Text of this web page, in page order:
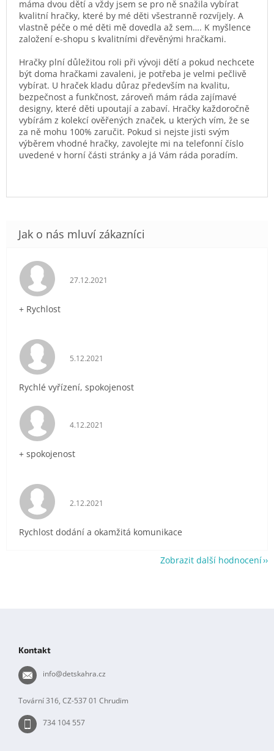
máma dvou dětí a vždy jsem se pro ně snažila vybírat
kvalitní hračky, které by mé děti všestranně rozvíjely. A
vlastně péče o mé děti mě dovedla až sem…. K myšlence
založení e-shopu s kvalitními dřevěnými hračkami.
Hračky plní důležitou roli při vývoji dětí a pokud nechcete
být doma hračkami zavaleni, je potřeba je velmi pečlivě
vybírat. U hraček kladu důraz především na kvalitu,
bezpečnost a funkčnost, zároveň mám ráda zajímavé
designy, které děti upoutají a zabaví. Hračky každoročně
vybírám z kolekcí ověřených značek, u kterých vím, že se
za ně mohu 100% zaručit. Pokud si nejste jisti svým
výběrem vhodné hračky, zavolejte mi na telefonní číslo
uvedené v horní části stránky a já Vám ráda poradím.
Hodnocení obchodu je 5 z 5 hvězdiček.
27.12.2021
+ Rychlost
Hodnocení obchodu je 5 z 5 hvězdiček.
5.12.2021
Rychlé vyřízení, spokojenost
Hodnocení obchodu je 5 z 5 hvězdiček.
4.12.2021
+ spokojenost
Hodnocení obchodu je 5 z 5 hvězdiček.
2.12.2021
Rychlost dodání a okamžitá komunikace
Zobrazit další hodnocení
Kontakt
info@detskahra.cz
Tovární 316, CZ-537 01 Chrudim
734 104 557